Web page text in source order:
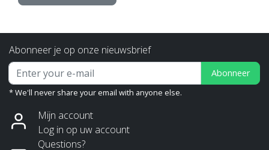
Abonneer je op onze nieuwsbrief
Abonneer
* We'll never share your email with anyone else.
Mijn account
Log in op uw account
Questions?